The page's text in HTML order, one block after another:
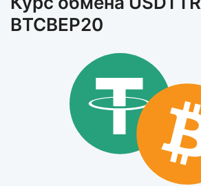
BTCBEP20